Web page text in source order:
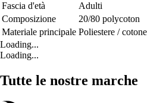
Fascia d'età
Adulti
Composizione
20/80 polycoton
Materiale principale Poliestere / cotone
Loading...
Loading...
Tutte le nostre marche